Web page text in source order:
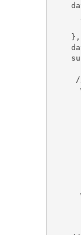
    },